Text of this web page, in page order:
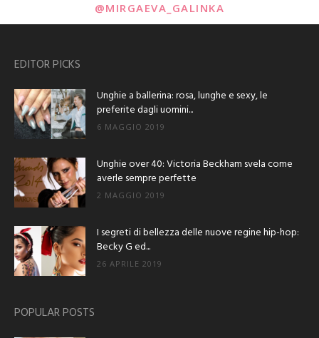
@MIRGAEVA_GALINKA
EDITOR PICKS
Unghie a ballerina: rosa, lunghe e sexy, le
preferite dagli uomini...
6 MAGGIO 2019
Unghie over 40: Victoria Beckham svela come
averle sempre perfette
2 MAGGIO 2019
I segreti di bellezza delle nuove regine hip-hop:
Becky G ed...
26 APRILE 2019
POPULAR POSTS